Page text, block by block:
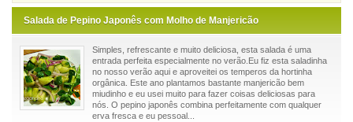
Salada de Pepino Japonês com Molho de Manjericão
Simples, refrescante e muito deliciosa, esta salada é uma
entrada perfeita especialmente no verão.Eu fiz esta saladinha
no nosso verão aqui e aproveitei os temperos da hortinha
orgânica. Este ano plantamos bastante manjericão bem
miudinho e eu usei muito para fazer coisas deliciosas para
nós. O pepino japonês combina perfeitamente com qualquer
erva fresca e eu pessoal...